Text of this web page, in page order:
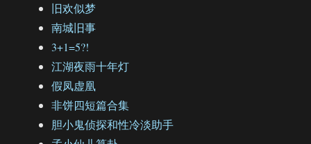
旧欢似梦
南城旧事
3+1=5?!
江湖夜雨十年灯
假凤虚凰
非饼四短篇合集
胆小鬼侦探和性冷淡助手